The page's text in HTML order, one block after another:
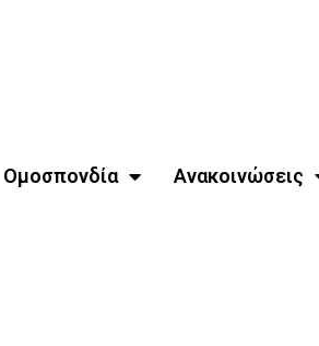
Ομοσπονδία Ανακοινώσεις